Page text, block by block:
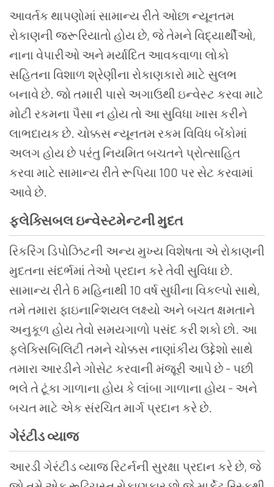
આવર્તક થાપણોમાં સામાન્ય રીતે ઓછા ન્યૂનતમ
રોકાણની જરૂરિયાતો હોય છે, જે તેમને વિદ્યાર્થીઓ,
નાના વેપારીઓ અને મર્યાદિત આવકવાળા લોકો
સહિતના વિશાળ શ્રેણીના રોકાણકારો માટે સુલભ
બનાવે છે. જો તમારી પાસે અગાઉથી ઇન્વેસ્ટ કરવા માટે
મોટી રકમના પૈસા ન હોય તો આ સુવિધા ખાસ કરીને
લાભદાયક છે. ચોક્કસ ન્યૂનતમ રકમ વિવિધ બેંકોમાં
અલગ હોય છે પરંતુ નિયમિત બચતને પ્રોત્સાહિત
કરવા માટે સામાન્ય રીતે રૂપિયા 100 પર સેટ કરવામાં
આવે છે.
ફ્લેક્સિબલ ઇન્વેસ્ટમેન્ટની મુદત
રિકરિંગ ડિપોઝિટની અન્ય મુખ્ય વિશેષતા એ રોકાણની
મુદતના સંદર્ભમાં તેઓ પ્રદાન કરે તેવી સુવિધા છે.
સામાન્ય રીતે 6 મહિનાથી 10 વર્ષ સુધીના વિકલ્પો સાથે,
તમે તમારા ફાઇનાન્શિયલ લક્ષ્યો અને બચત ક્ષમતાને
અનુકૂળ હોય તેવો સમયગાળો પસંદ કરી શકો છો. આ
ફ્લેક્સિબિલિટી તમને ચોક્કસ નાણાંકીય ઉદ્દેશો સાથે
તમારા આરડીને ગોસેટ કરવાની મંજૂરી આપે છે - પછી
ભલે તે ટૂંકા ગાળાના હોય કે લાંબા ગાળાના હોય - અને
બચત માટે એક સંરચિત માર્ગ પ્રદાન કરે છે.
ગેરંટીડ વ્યાજ
આરડી ગેરંટીડ વ્યાજ રિટર્નની સુરક્ષા પ્રદાન કરે છે, જે